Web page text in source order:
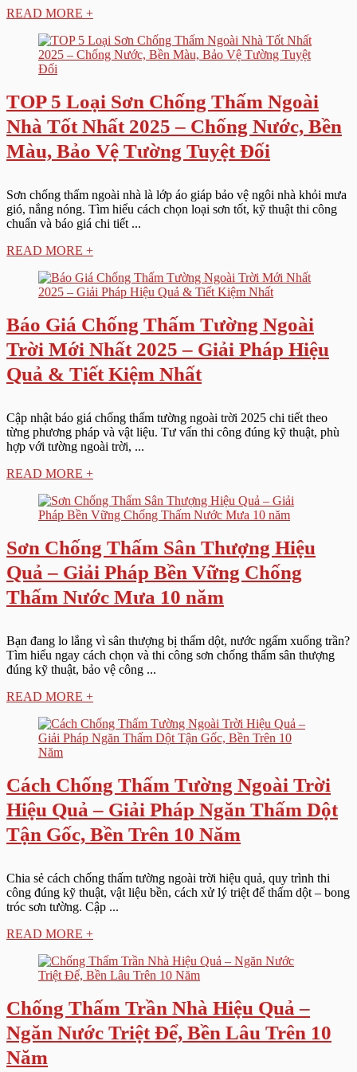
READ MORE +
TOP 5 Loại Sơn Chống Thấm Ngoài
Nhà Tốt Nhất 2025 – Chống Nước, Bền
Màu, Bảo Vệ Tường Tuyệt Đối
Sơn chống thấm ngoài nhà là lớp áo giáp bảo vệ ngôi nhà khỏi mưa
gió, nắng nóng. Tìm hiểu cách chọn loại sơn tốt, kỹ thuật thi công
chuẩn và báo giá chi tiết ...
READ MORE +
Báo Giá Chống Thấm Tường Ngoài
Trời Mới Nhất 2025 – Giải Pháp Hiệu
Quả & Tiết Kiệm Nhất
Cập nhật báo giá chống thấm tường ngoài trời 2025 chi tiết theo
từng phương pháp và vật liệu. Tư vấn thi công đúng kỹ thuật, phù
hợp với tường ngoài trời, ...
READ MORE +
Sơn Chống Thấm Sân Thượng Hiệu
Quả – Giải Pháp Bền Vững Chống
Thấm Nước Mưa 10 năm
Bạn đang lo lắng vì sân thượng bị thấm dột, nước ngấm xuống trần?
Tìm hiểu ngay cách chọn và thi công sơn chống thấm sân thượng
đúng kỹ thuật, bảo vệ công ...
READ MORE +
Cách Chống Thấm Tường Ngoài Trời
Hiệu Quả – Giải Pháp Ngăn Thấm Dột
Tận Gốc, Bền Trên 10 Năm
Chia sẻ cách chống thấm tường ngoài trời hiệu quả, quy trình thi
công đúng kỹ thuật, vật liệu bền, cách xử lý triệt để thấm dột – bong
tróc sơn tường. Cập ...
READ MORE +
Chống Thấm Trần Nhà Hiệu Quả –
Ngăn Nước Triệt Để, Bền Lâu Trên 10
Năm